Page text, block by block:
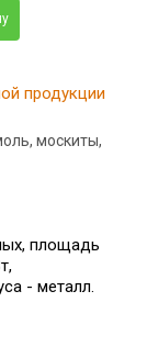
продукции
москиты,
площадь
- металл.